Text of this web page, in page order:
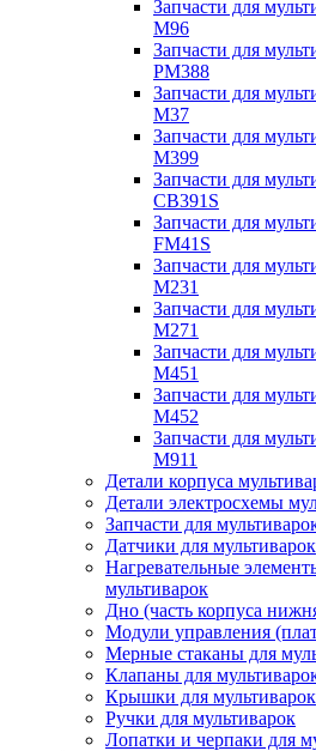
Запчасти для
M96
Запчасти для
PM388
Запчасти для
M37
Запчасти для
M399
Запчасти для
CB391S
Запчасти для
FM41S
Запчасти для
M231
Запчасти для
M271
Запчасти для
M451
Запчасти для
M452
Запчасти для
M911
Детали корпуса
Детали электросхемы
Запчасти для
Датчики для мультиварок
Нагревательные
мультиварок
Дно (часть корпуса
Модули управления
Мерные стаканы для
Клапаны для
Крышки для мультиварок
Ручки для мультиварок
Лопатки и черпаки для